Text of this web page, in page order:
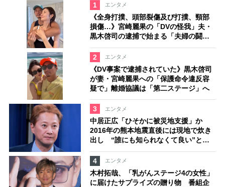
1 エンタメ
《全身打撲、頭部裂傷及び打撲、頸部
損傷…》宮崎麗果の「DVの怪我」夫・
黒木啓司の逮捕で始まる「夫婦の闘
2
エンタメ
《DV事案で逮捕されていた》黒木啓司
が妻・宮崎麗果への「保護命令違反容
疑で」離婚協議は「第二ステージ」へ
3 エンタメ
中居正広「ひそかに被災地支援」か
2016年の熊本地震直後には現地で炊き
出し “誰にも知られなくて良い”と、
4
エンタメ
木村拓哉、「乳がんステージ4の女性」
に届けたサプライズの贈り物 番組企